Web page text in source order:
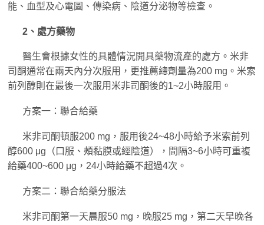
能、血型及心電圖、傳染病、陰道分泌物等檢查。
2、處方藥物
醫生會根據女性的具體情況開具藥物流產的處方。米非
司酮通常在兩天內分次服用，更推薦總劑量為200 mg。米索
前列醇則在最後一次服用米非司酮後的1~2小時服用。
方案一：聯合給藥
米非司酮頓服200 mg，服用後24~48小時給予米索前列
醇600 μg（口服、頰黏膜或經陰道），間隔3~6小時可重複
給藥400~600 μg，24小時給藥不超過4次。
方案二：聯合給藥分服法
米非司酮第一天晨服50 mg，晚服25 mg，第二天早晚各